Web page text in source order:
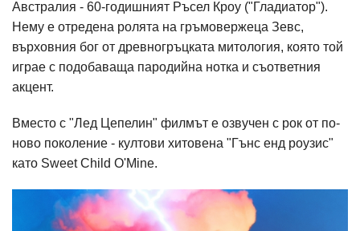
Австралия - 60-годишният Ръсел Кроу ("Гладиатор").
Нему е отредена ролята на гръмовержеца Зевс,
върховния бог от древногръцката митология, която той
играе с подобаваща пародийна нотка и съответния
акцент.
Вместо с "Лед Цепелин" филмът е озвучен с рок от по-
ново поколение - култови хитовена "Гънс енд роузис"
като Sweet Child O'Mine.